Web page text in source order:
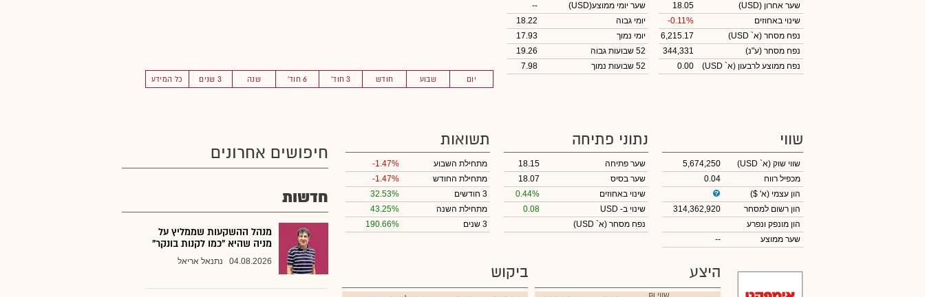
יום שבוע חודש 3 חוד' 6 חוד' שנה 3 שנים כל המידע
שער אחרון (USD)
18.05
שינוי באחוזים
-0.11%
נפח מסחר (א` USD)
6,215.17
נפח מסחר (ע"נ)
344,331
נפח ממוצע לרבעון (א` USD)
0.00
שער יומי ממוצע(USD)
--
יומי גבוה
18.22
יומי נמוך
17.93
52 שבועות גבוה
19.26
52 שבועות נמוך
7.98
שווי
שווי שוק (א` USD)
5,674,250
מכפיל רווח
0.04
הון עצמי (א' $)
הון רשום למסחר
314,362,920
הון מונפק ונפרע
שער ממוצע
--
נתוני פתיחה
שער פתיחה
18.15
שער בסיס
18.07
שינוי באחוזים
0.44%
שינוי ב- USD
0.08
נפח מסחר (א` USD)
תשואות
מתחילת השבוע
-1.47%
מתחילת החודש
-1.47%
3 חודשים
32.53%
מתחילת השנה
43.25%
3 שנים
190.66%
היצע
₪ שווי
ביקוש
חיפושים אחרונים
חדשות
מנהל ההשקעות שממליץ על
מניה שהיא "כמו לקנות בונקר"
04.08.2026 נתנאל אריאל